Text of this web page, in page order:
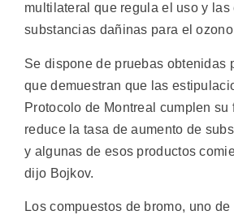
multilateral que regula el uso y
substancias dañinas para el
Se dispone de pruebas obtenidas
que demuestran que las
Protocolo de Montreal cumplen
reduce la tasa de aumento de
y algunas de esos productos
dijo Bojkov.
Los compuestos de bromo, uno